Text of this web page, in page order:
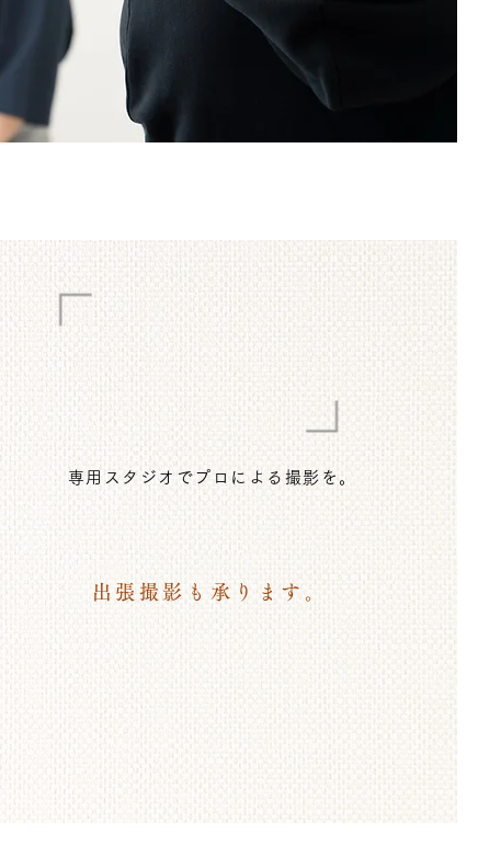
​スタジオ撮影
専用スタジオでプロによる撮影を。
出張撮影も承ります。